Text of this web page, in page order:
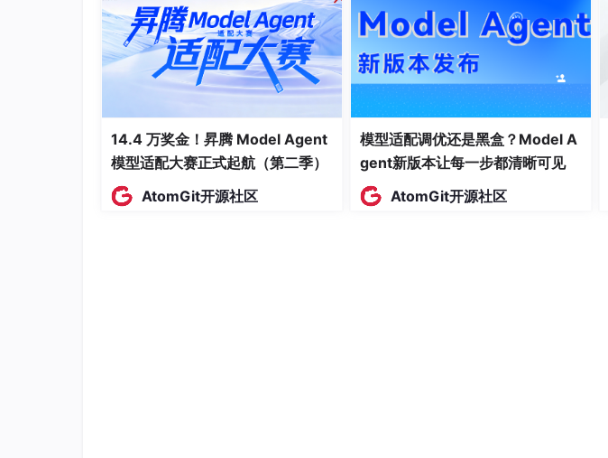
14.4 万奖金！昇腾 Model Agent
模型适配大赛正式起航（第二季）
AtomGit开源社区
模型适配调优还是黑盒？Model A
gent新版本让每一步都清晰可见
AtomGit开源社区